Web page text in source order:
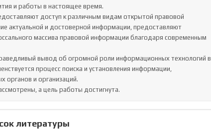
и работы в настоящее время.
доступ к различным видам открытой правовой
актуальной и достоверной информации, предоставляют
массива правовой информации благодаря современным
вывод об огромной роли информационных технологий в
процесс поиска и установления информации,
органов и организаций.
а цель работы достигнута.
литературы